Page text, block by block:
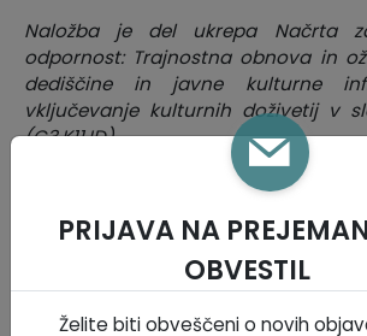
Naložba je del ukrepa Načrta
odpornost: Trajnostna obnova in
dediščine in javne kulturne
vključevanje kulturnih doživetij v
(C3.K11.ID).
Pripravila: Anu Kahuna, višja
Za več infomracij se lahko obrnete na
889 592, ali e:pošto
PRIJAVA NA
OBVESTIL
Želite biti obveščeni o novih